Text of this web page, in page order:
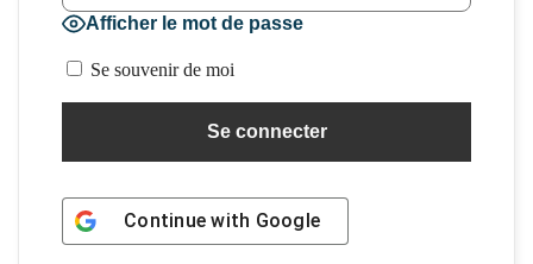
Afficher le mot de passe
Se souvenir de moi
Continue with Google